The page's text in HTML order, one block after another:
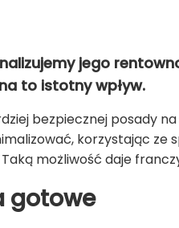
jego
to istotny wpływ.
bezpiecznej posady
korzystając
możliwość daje
gotowe